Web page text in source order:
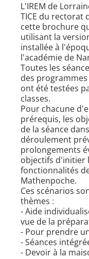
L'IREM de
TICE du rectorat
cette brochure
utilisant la
installée à
l'académie de
Toutes les
des programmes
ont été testées
classes.
Pour chacune
prérequis, les
de la séance
déroulement
prolongements
objectifs d'initier
fonctionnalités
Mathenpoche.
Ces scénarios
thèmes :
- Aide
vue de la
- Pour prendre
- Séances
- Devoir à la